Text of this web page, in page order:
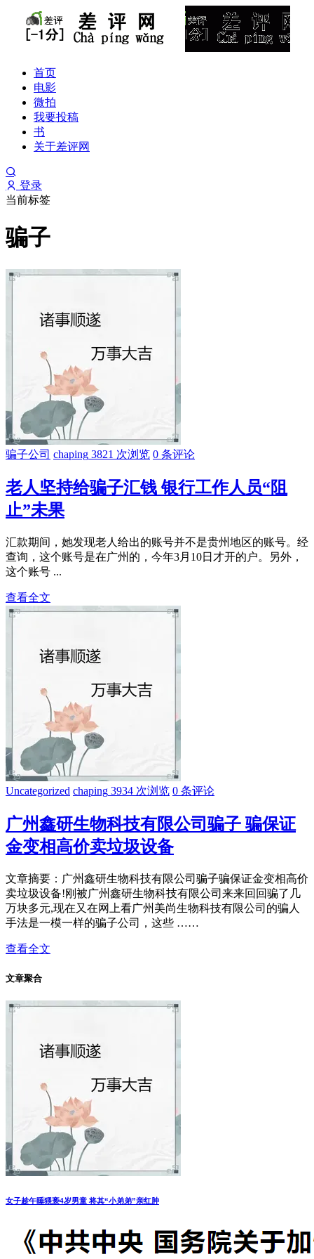
首页
电影
微拍
我要投稿
书
关于差评网
登录
当前标签
骗子
骗子公司 chaping 3821 次浏览 0 条评论
老人坚持给骗子汇钱 银行工作人员“阻
止”未果
汇款期间，她发现老人给出的账号并不是贵州地区的账号。经
查询，这个账号是在广州的，今年3月10日才开的户。另外，
这个账号 ...
查看全文
Uncategorized chaping 3934 次浏览 0 条评论
广州鑫研生物科技有限公司骗子 骗保证
金变相高价卖垃圾设备
文章摘要：广州鑫研生物科技有限公司骗子骗保证金变相高价
卖垃圾设备!刚被广州鑫研生物科技有限公司来来回回骗了几
万块多元,现在又在网上看广州美尚生物科技有限公司的骗人
手法是一模一样的骗子公司，这些 ……
查看全文
文章聚合
女子趁午睡猥亵4岁男童 将其“小弟弟”亲红肿